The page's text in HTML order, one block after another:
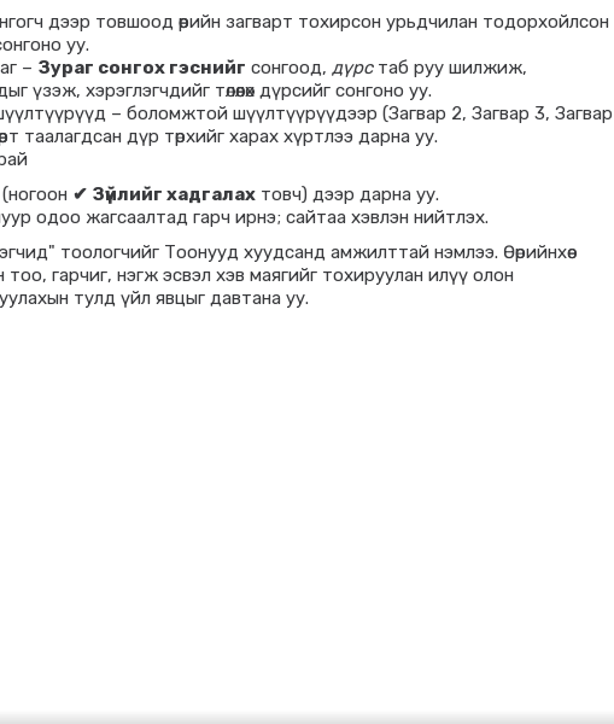
сонгогч дээр товшоод өөрийн загварт тохирсон урьдчилан тодорхойлсон
уу.
– Зураг сонгох гэснийг сонгоод, дүрстаб руу шилжиж,
үзэж, хэрэглэгчдийг төлөөлөх дүрсийг сонгоно уу.
– боломжтой шүүлтүүрүүдээр (Загвар 2, Загвар 3, Загвар
таалагдсан дүр төрхийг харах хүртлээ дарна уу.
(ногоон ✔ Зүйлийг хадгалах товч) дээр дарна уу.
одоо жагсаалтад гарч ирнэ; сайтаа хэвлэн нийтлэх.
тоологчийг Тоонууд хуудсанд амжилттай нэмлээ. Өөрийнхөө
тоо, гарчиг, нэгж эсвэл хэв маягийг тохируулан илүү олон
тулд үйл явцыг давтана уу.